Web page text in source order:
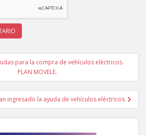
para la compra de vehículos eléctricos.
PLAN MOVELE.
ingresado la ayuda de vehículos eléctricos.